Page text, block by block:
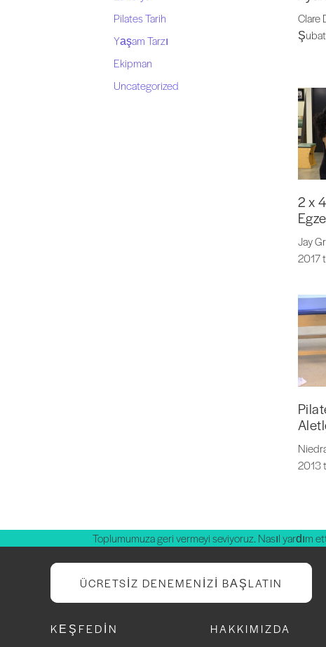
Pilates Tarih
Yaşam Tarzı
Ekipman
Uncategorized
Clare
2 x
Jay
2017
2013
Toplumumuza geri vermeyi seviyoruz. Nasıl yardım
ÜCRETSIZ DENEMENIZI BAŞLATIN
KEŞFEDIN HAKKIMIZDA